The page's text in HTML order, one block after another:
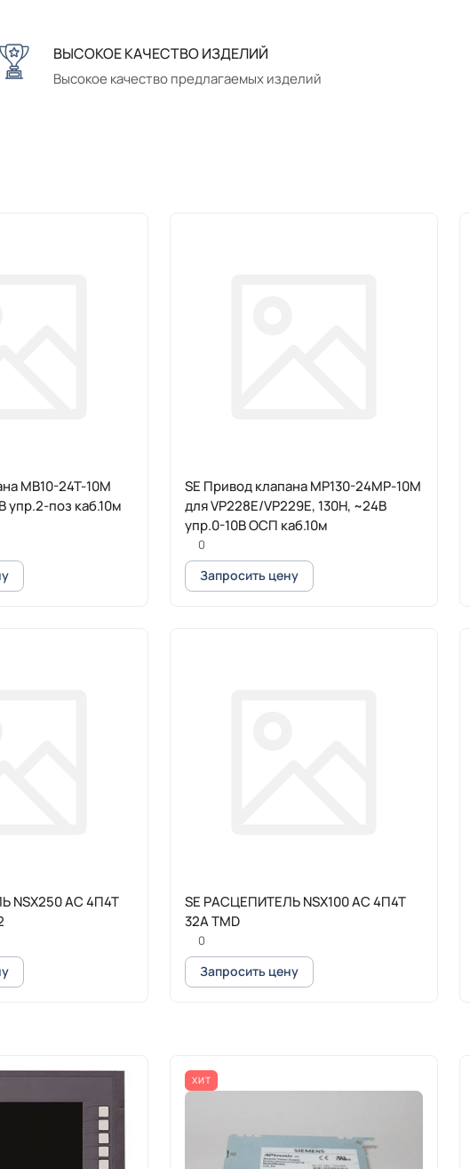
ВЫСОКОЕ КАЧЕСТВО ИЗДЕЛИЙ
Высокое качество предлагаемых изделий
MB10-24T-10M
упр.2-поз каб.10м
SE Привод клапана MP130-24MP-10M
для VP228E/VP229E, 130Н, ~24В
упр.0-10В ОСП каб.10м
0
Запросить цену
NSX250 AC 4П4Т
SE РАСЦЕПИТЕЛЬ NSX100 AC 4П4Т
32A TMD
0
Запросить цену
ХИТ